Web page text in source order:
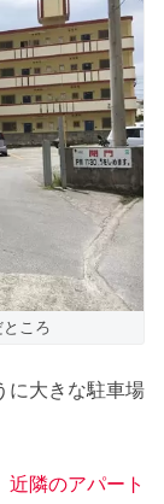
ところ
に大きな駐車場
近隣のアパート